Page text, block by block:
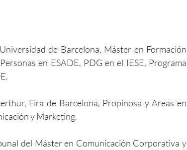
de Barcelona, Máster en Formación
en ESADE, PDG en el IESE, Programa
Fira de Barcelona, Propinosa y Areas en
y Marketing.
del Máster en Comunicación Corporativa y